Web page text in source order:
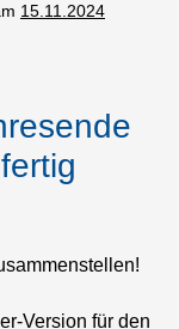
15.11.2024
Version für den